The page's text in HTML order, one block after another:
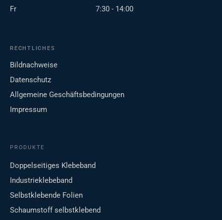
Fr
7:30 - 14:00
RECHTLICHES
Bildnachweise
Datenschutz
Allgemeine Geschäftsbedingungen
Impressum
PRODUKTE
Doppelseitiges Klebeband
Industrieklebeband
Selbstklebende Folien
Schaumstoff selbstklebend